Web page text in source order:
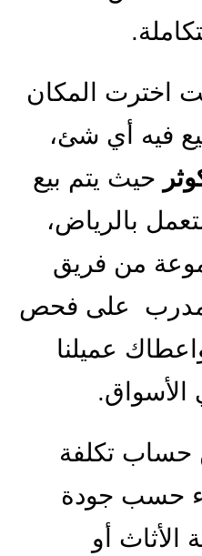
اخترت المكان
فيه أي شئ،
حيث يتم بيع
بالرياض،
من فريق
مدرب على فحص
عميلنا
الأسواق.
حساب تكلفة
حسب جودة
أو